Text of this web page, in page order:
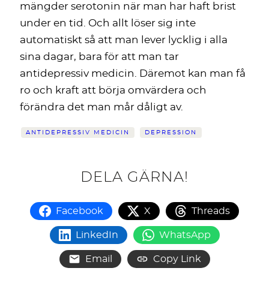
mängder serotonin när man har haft brist
under en tid. Och allt löser sig inte
automatiskt så att man lever lycklig i alla
sina dagar, bara för att man tar
antidepressiv medicin. Däremot kan man få
ro och kraft att börja omvärdera och
förändra det man mår dåligt av.
ANTIDEPRESSIV MEDICIN DEPRESSION
DELA GÄRNA!
Facebook X Threads
LinkedIn WhatsApp
Email Copy Link